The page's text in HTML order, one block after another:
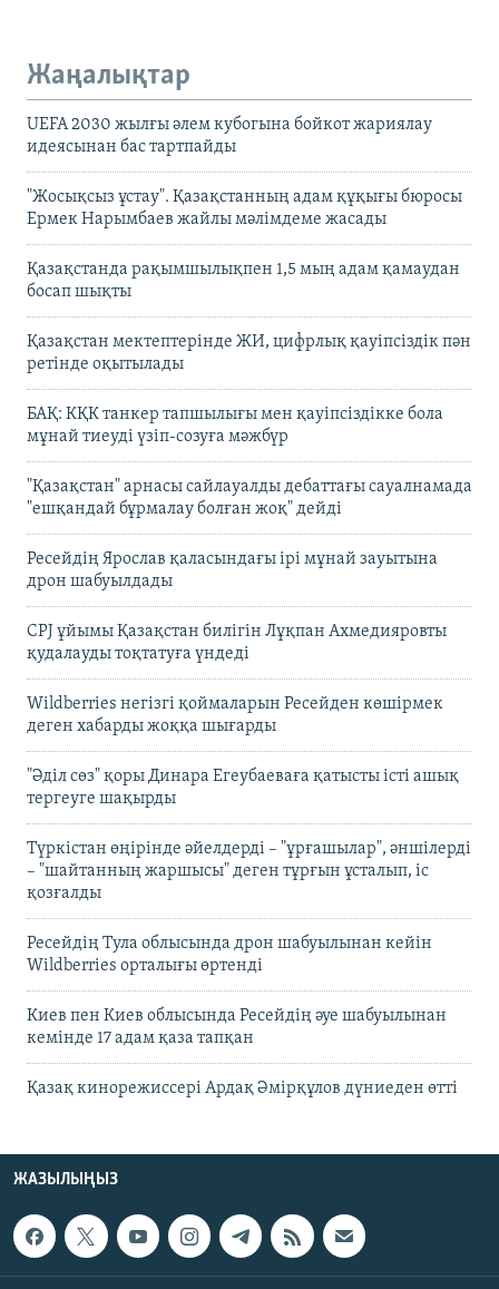
Жаңалықтар
UEFA 2030 жылғы әлем кубогына бойкот жариялау
идеясынан бас тартпайды
"Жосықсыз ұстау". Қазақстанның адам құқығы бюросы
Ермек Нарымбаев жайлы мәлімдеме жасады
Қазақстанда рақымшылықпен 1,5 мың адам қамаудан
босап шықты
Қазақстан мектептерінде ЖИ, цифрлық қауіпсіздік пән
ретінде оқытылады
БАҚ: КҚК танкер тапшылығы мен қауіпсіздікке бола
мұнай тиеуді үзіп-созуға мәжбүр
"Қазақстан" арнасы сайлауалды дебаттағы сауалнамада
"ешқандай бұрмалау болған жоқ" дейді
Ресейдің Ярослав қаласындағы ірі мұнай зауытына
дрон шабуылдады
CPJ ұйымы Қазақстан билігін Лұқпан Ахмедияровты
қудалауды тоқтатуға үндеді
Wildberries негізгі қоймаларын Ресейден көшірмек
деген хабарды жоққа шығарды
"Әділ сөз" қоры Динара Егеубаеваға қатысты істі ашық
тергеуге шақырды
Түркістан өңірінде әйелдерді – "ұрғашылар", әншілерді
– "шайтанның жаршысы" деген тұрғын ұсталып, іс
қозғалды
Ресейдің Тула облысында дрон шабуылынан кейін
Wildberries орталығы өртенді
Киев пен Киев облысында Ресейдің әуе шабуылынан
кемінде 17 адам қаза тапқан
Қазақ кинорежиссері Ардақ Әмірқұлов дүниеден өтті
ЖАЗЫЛЫҢЫЗ